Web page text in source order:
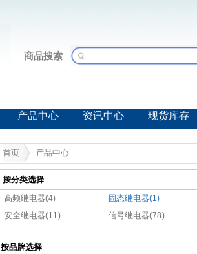
商品搜索
产品中心 资讯中心 现货库存
首页 产品中心
按分类选择
高频继电器(4)
固态继电器(1)
安全继电器(11)
信号继电器(78)
按品牌选择